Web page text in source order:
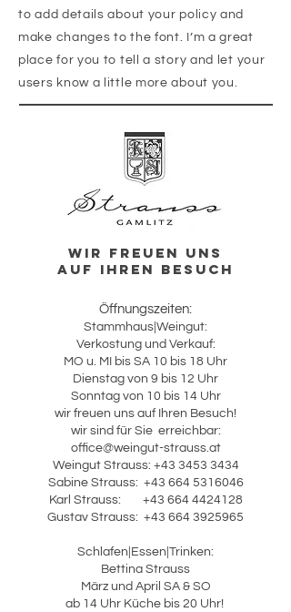
to add details about your policy and
make changes to the font. I’m a great
place for you to tell a story and let your
users know a little more about you.
Wir Freuen uns
auf Ihren Besuch
Öffnungszeiten:
Stammhaus|Weingut:
Verkostung und Verkauf:
MO u. MI bis SA 10 bis 18 Uhr
Dienstag von 9 bis 12 Uhr
Sonntag von 10 bis 14 Uhr
wir freuen uns auf Ihren Besuch!
wir sind für Sie erreichbar:
office@weingut-strauss.at
Weingut Strauss: +43 3453 3434
Sabine Strauss: +43 664 5316046
Karl Strauss: +43 664 4424128
​Gustav Strauss: +43 664 3925965
Schlafen|Essen|Trinken:
Bettina Strauss
März und April SA & SO
ab 14 Uhr Küche bis 20 Uhr!